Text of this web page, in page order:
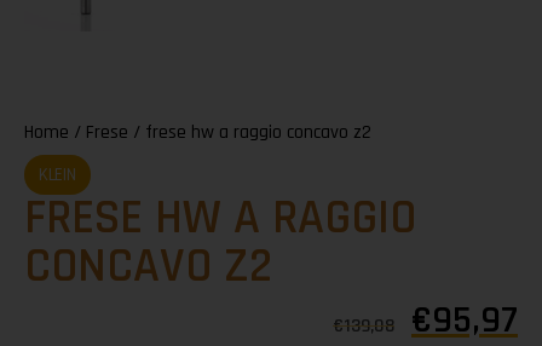
Home / Frese / frese hw a raggio concavo z2
KLEIN
FRESE HW A RAGGIO
CONCAVO Z2
€139,08 €95,97